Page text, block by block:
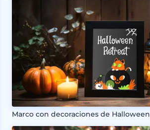
Marco con decoraciones de Halloween